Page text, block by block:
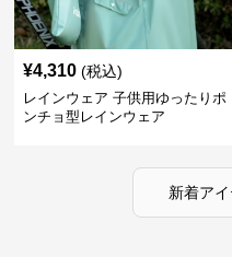
¥4,310 (税込)
レインウェア 子供用ゆったりポ
ンチョ型レインウェア
新着ア